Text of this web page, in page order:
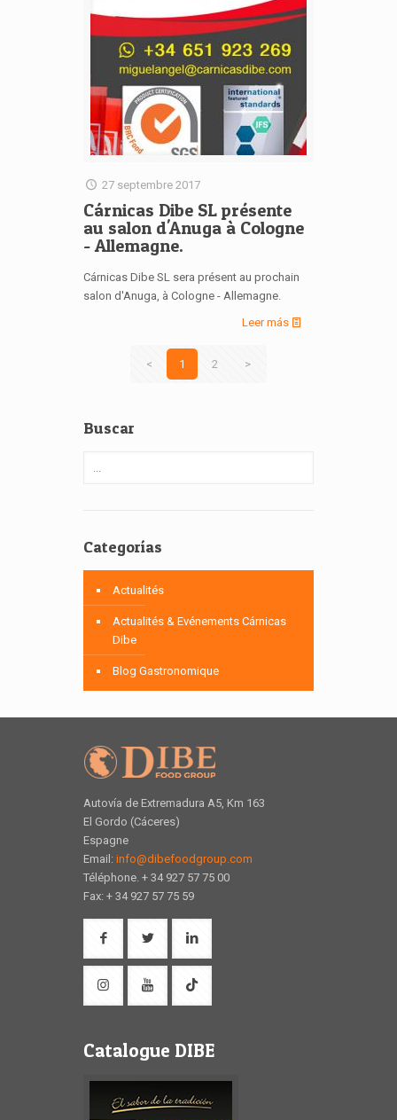
27 septembre 2017
Cárnicas Dibe SL présente
au salon d'Anuga à Cologne
- Allemagne.
Cárnicas Dibe SL sera présent au prochain
salon d'Anuga, à Cologne - Allemagne.
Leer más
< 1 2 >
Buscar
Categorías
Actualités
Actualités & Evénements Cárnicas
Dibe
Blog Gastronomique
Autovía de Extremadura A5, Km 163
El Gordo (Cáceres)
Espagne
Email: info@dibefoodgroup.com
Téléphone. + 34 927 57 75 00
Fax: + 34 927 57 75 59
Catalogue DIBE